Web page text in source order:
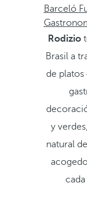
Barceló
Rodizio
Brasil a
de
y
natural